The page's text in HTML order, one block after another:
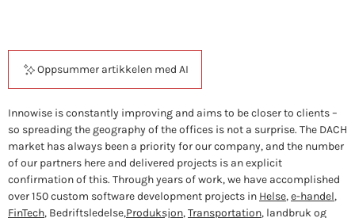
Oppsummer artikkelen med AI
Innowise is constantly improving and aims to be closer to clients –
so spreading the geography of the offices is not a surprise. The DACH
market has always been a priority for our company, and the number
of our partners here and delivered projects is an explicit
confirmation of this. Through years of work, we have accomplished
over 150 custom software development projects in Helse,e-handel,
FinTech, Bedriftsledelse,Produksjon,Transportation, landbruk og